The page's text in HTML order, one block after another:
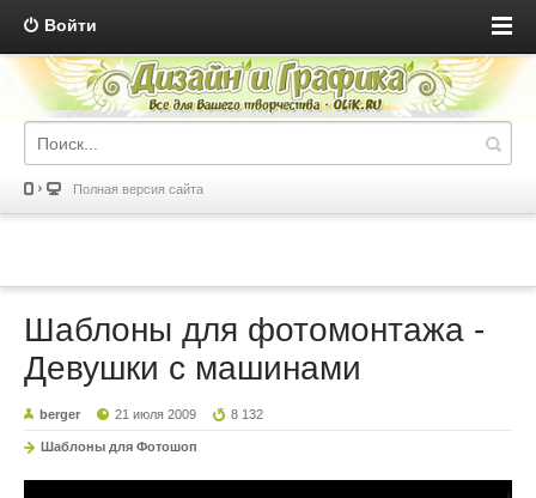
Войти
Полная версия сайта
Шаблоны для фотомонтажа -
Девушки с машинами
berger 21 июля 2009 8 132
Шаблоны для Фотошоп